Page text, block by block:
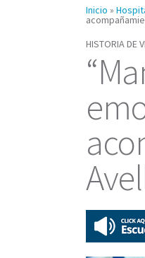
Inicio »
HISTORIA DE